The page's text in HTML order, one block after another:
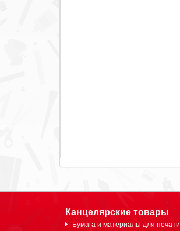
Канцелярские товары
Бумага и материалы для печати